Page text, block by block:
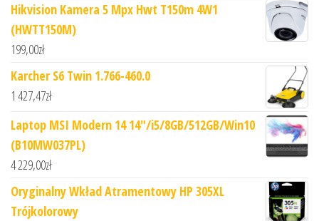
Hikvision Kamera 5 Mpx Hwt T150m 4W1
(HWTT150M)
199,00zł
Karcher S6 Twin 1.766-460.0
1 427,47zł
Laptop MSI Modern 14 14"/i5/8GB/512GB/Win10
(B10MW037PL)
4 229,00zł
Oryginalny Wkład Atramentowy HP 305XL
Trójkolorowy